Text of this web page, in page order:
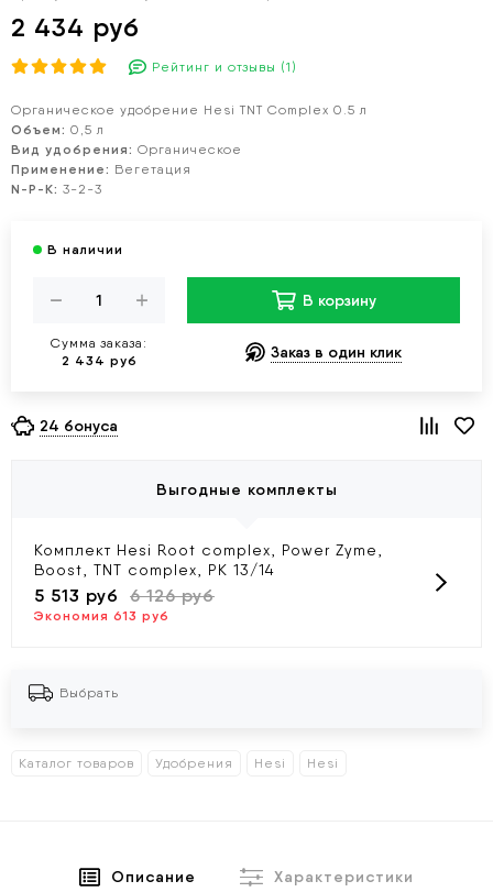
2 434 руб
Рейтинг и отзывы (1)
Органическое удобрение Hesi TNT Complex 0.5 л
Объем: 0,5 л
Вид удобрения: Органическое
Применение: Вегетация
N-P-K: 3-2-3
Сумма заказа:
2 434 руб
В корзину
Заказ в один клик
24 бонуса
Выгодные комплекты
Комплект Hesi Root complex, Power Zyme,
Boost, TNT complex, PK 13/14
5 513 руб 6 126 руб
Экономия 613 руб
Выбрать
Каталог товаров Удобрения Hesi Hesi
Описание
Характеристики